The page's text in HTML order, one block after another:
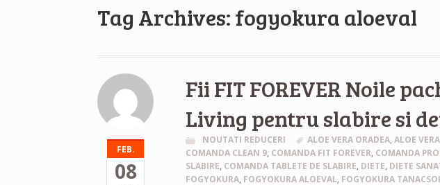
Tag Archives: fogyokura aloeval
FEB.
08
Fii FIT FOREVER Noile
Living pentru slabire si
NOUTATI REDUCERI ALOE VERA ORADEA,ALOE
COMANDA CLEAN 9, COMANDA FIT FOREVER, COMANDA
SLABIRE, COMANDA TABLETE DE SLABIRE, DIETE, DIETE
FOGYOKURA, FOGYOKURA ALOEVAL, FOGYOKURA